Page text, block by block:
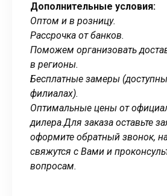
Дополнительные условия:
Оптом и в розницу.
Рассрочка от банков.
Поможем организовать
в регионы.
Бесплатные замеры
филиалах).
Оптимальные цены от
дилера.Для заказа оставьте
оформите обратный звонок,
свяжутся с Вами и
вопросам.